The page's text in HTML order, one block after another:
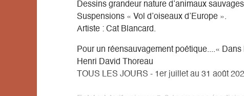
Dessins grandeur nature d’animaux
Suspensions « Vol d’oiseaux d’Europe ».
Artiste : Cat Blancard.
Pour un réensauvagement poétique....«
Henri David Thoreau
TOUS LES JOURS - 1er juillet au 31 août